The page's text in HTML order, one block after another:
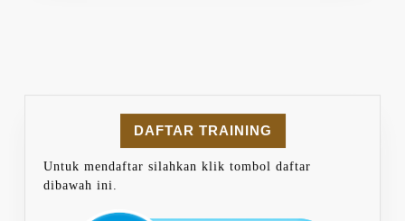
DAFTAR TRAINING
Untuk mendaftar silahkan klik tombol daftar
dibawah ini.